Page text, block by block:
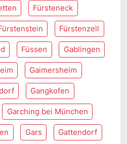
Fürsteneck
Fürstenzell
Füssen Gablingen
Gaimersheim
Gangkofen
Garching bei München
Gars Gattendorf